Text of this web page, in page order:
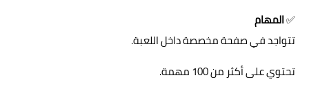
✅المهام
تتواجد في صفحة مخصصة داخل اللعبة.
تحتوي على أكثر من 100 مهمة.